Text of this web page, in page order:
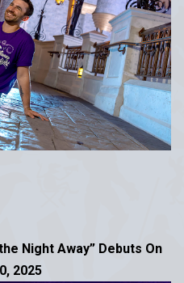
Night Away” Debuts On
2025